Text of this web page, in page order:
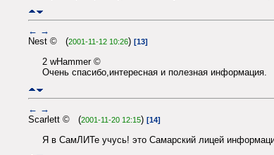
← →
Nest © (2001-11-12 10:26) [13]
2 wHammer ©
Очень спасибо,интересная и полезная информация.
← →
Scarlett © (2001-11-20 12:15) [14]
Я в СамЛИТе учусь! это Самарский лицей